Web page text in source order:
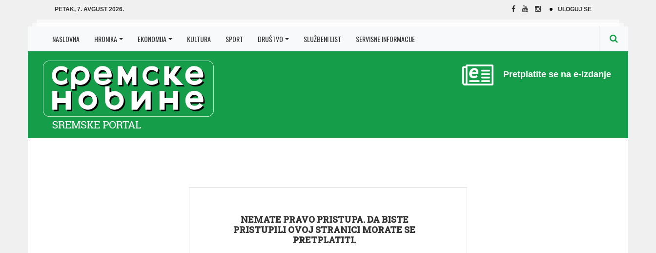
PETAK, 7. AVGUST 2026. ULOGUJ SE
NASLOVNA HRONIKA EKONOMIJA KULTURA SPORT DRUŠTVO SLUŽBENI LIST SERVISNE INFORMACIJE
Pretplatite se na e-izdanje
NEMATE PRAVO PRISTUPA. DA BISTE
PRISTUPILI OVOJ STRANICI MORATE SE
PRETPLATITI.